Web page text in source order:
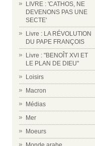
LIVRE : 'CATHOS, NE
DEVENONS PAS UNE
SECTE'
Livre : LA RÉVOLUTION
DU PAPE FRANÇOIS
Livre : "BENOÎT XVI ET
LE PLAN DE DIEU"
Loisirs
Macron
Médias
Mer
Moeurs